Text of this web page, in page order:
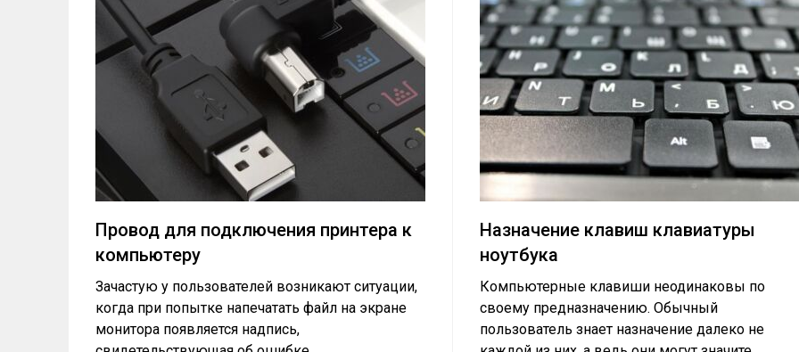
Провод для подключения принтера к
компьютеру
Зачастую у пользователей возникают ситуации,
когда при попытке напечатать файл на экране
монитора появляется надпись,
Назначение клавиш клавиатуры
ноутбука
Компьютерные клавиши неодинаковы по
своему предназначению. Обычный
пользователь знает назначение далеко не